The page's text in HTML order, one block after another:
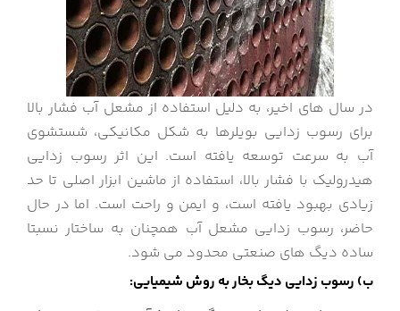
در سال های اخیر، به دلیل استفاده از مشعل آب فشار بالا
برای رسوب زدایی بویلرها به شکل مکانیکی، شستشوی
آب به سرعت توسعه یافته است. این اثر رسوب زدایی
هیدرولیک با فشار بالا، استفاده از ماشین ابزار اصلی تا حد
زیادی بهبود یافته است، و ایمن و راحت است. اما در حال
حاضر، رسوب زدایی مشعل آب همچنان به ساختار نسبتا
ساده دیگ های صنعتی محدود می شود.
ب) رسوب زدایی دیگ بخار به روش شیمیایی: